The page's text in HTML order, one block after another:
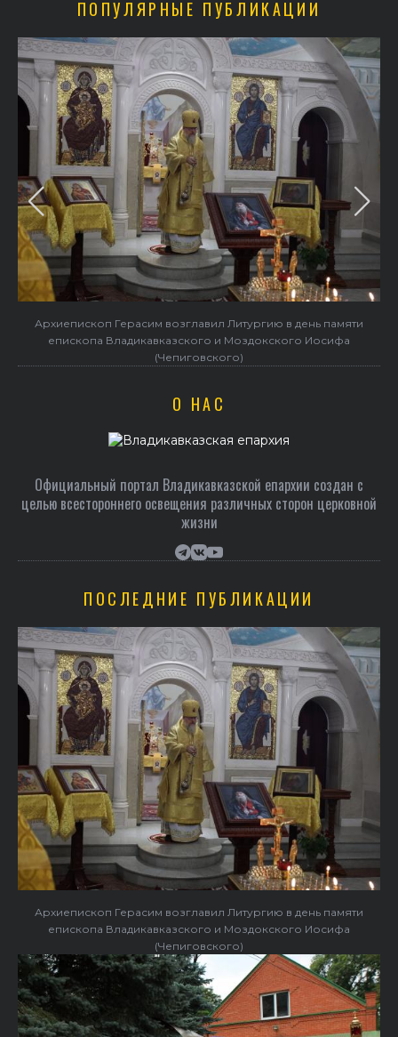
ПОПУЛЯРНЫЕ ПУБЛИКАЦИИ
Архиепископ Герасим возглавил Литургию в день памяти
епископа Владикавказского и Моздокского Иосифа
(Чепиговского)
О НАС
Официальный портал Владикавказской епархии создан c
целью всестороннего освещения различных сторон церковной
жизни
ПОСЛЕДНИЕ ПУБЛИКАЦИИ
Архиепископ Герасим возглавил Литургию в день памяти
епископа Владикавказского и Моздокского Иосифа
(Чепиговского)